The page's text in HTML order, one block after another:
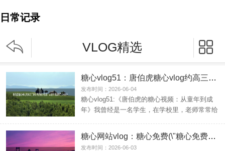
日常记录
 VLOG精选 
糖心vlog51：唐伯虎糖心vlog约高三(\"唐伯虎的糖心视频：从童年到成年\")
发布时间：2026-06-04
糖心vlog51:《唐伯虎的糖心视频：从童年到成
年》我曾经是一名学生，在学校里，老师常常给
糖心网站vlog：糖心免费(\"糖心免费：从生活细节中寻找幸福感的实用指南\")
发布时间：2026-06-03